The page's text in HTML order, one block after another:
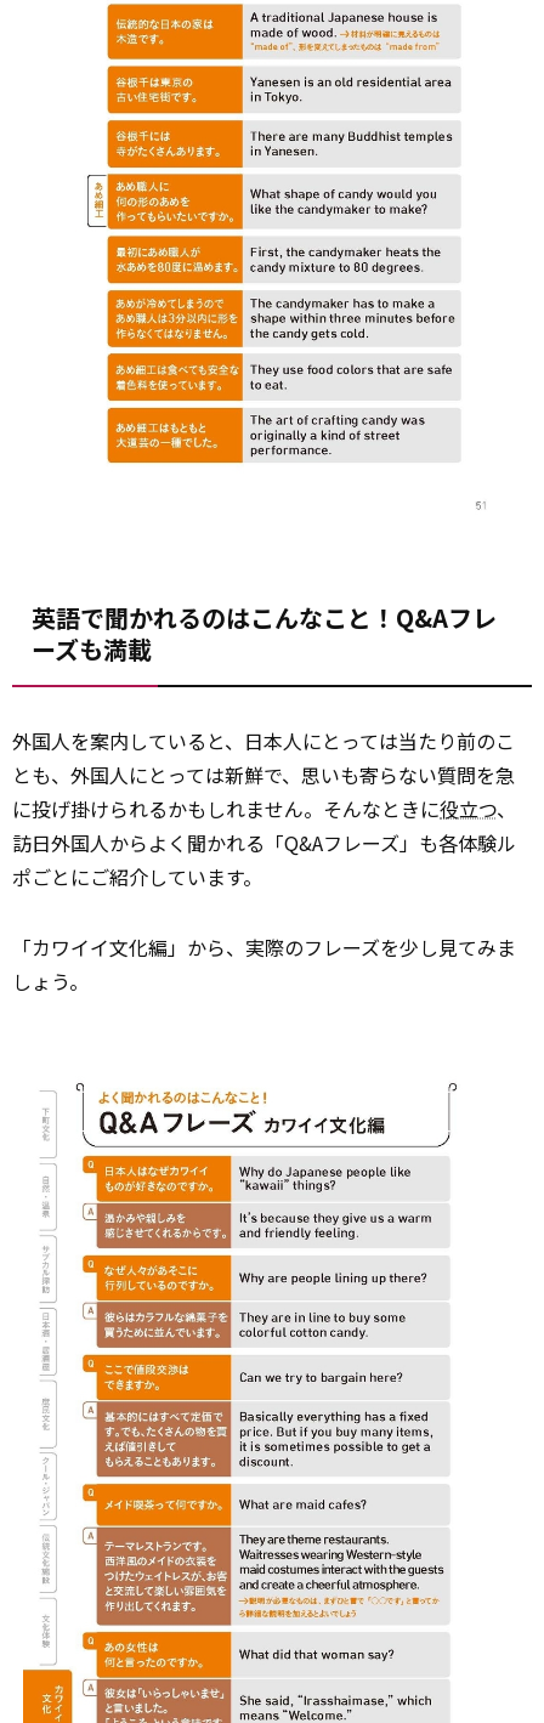
英語で聞かれるのはこんなこと！Q&Aフレ
ーズも満載
外国人を案内していると、日本人にとっては当たり前のこ
とも、外国人にとっては新鮮で、思いも寄らない質問を急
に投げ掛けられるかもしれません。そんなときに役立つ、
訪日外国人からよく聞かれる「Q&Aフレーズ」も各体験ル
ポごとにご紹介しています。
「カワイイ文化編」から、実際のフレーズを少し見てみま
しょう。